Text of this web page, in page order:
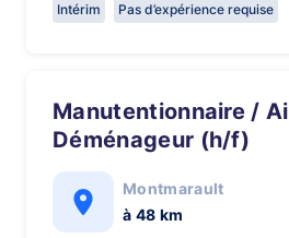
Intérim Pas d’expérience requise
Manutentionnaire / Aide
Déménageur (h/f)
Montmarault
à 48 km